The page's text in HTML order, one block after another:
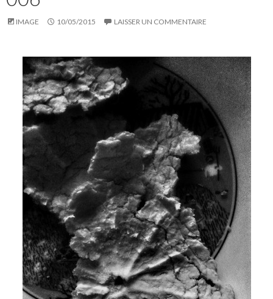
IMAGE 10/05/2015 LAISSER UN COMMENTAIRE